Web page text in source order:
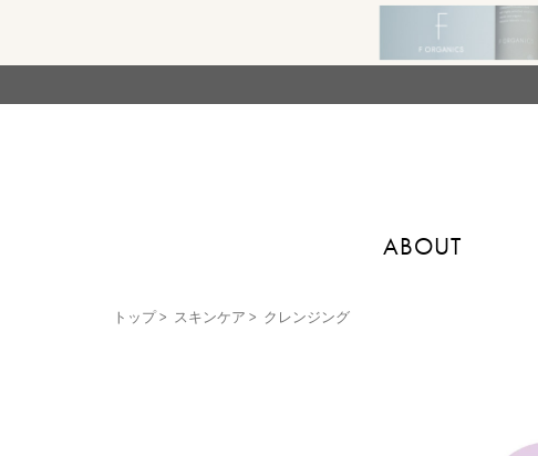
ABOUT
トップ> スキンケア > クレンジング